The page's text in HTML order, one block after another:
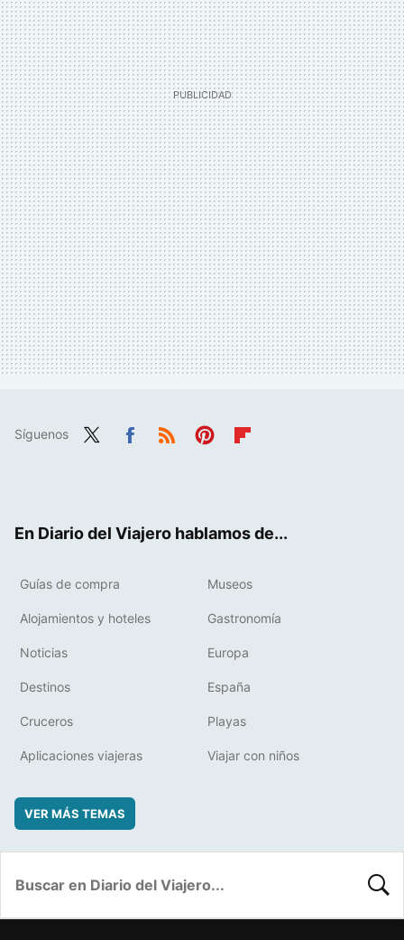
Síguenos
En Diario del Viajero hablamos de...
Guías de compra Museos
Alojamientos y hoteles Gastronomía
Noticias Europa
Destinos España
Cruceros Playas
Aplicaciones viajeras Viajar con niños
VER MÁS TEMAS